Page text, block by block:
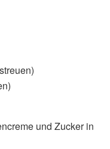
und Zucker in